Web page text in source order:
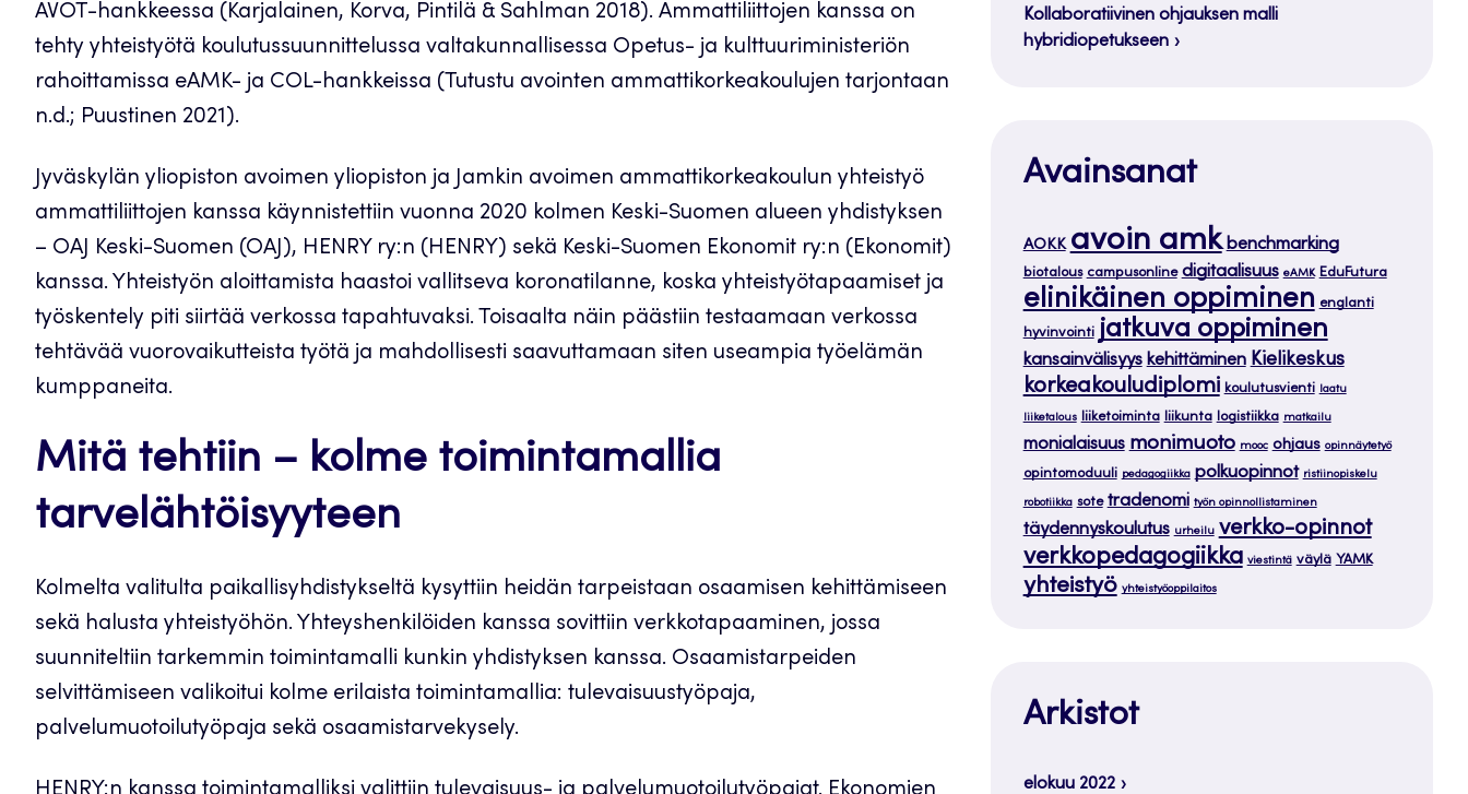
AVOT-hankkeessa (Karjalainen, Korva, Pintilä & Sahlman 2018). Ammattiliittojen kanssa on
tehty yhteistyötä koulutussuunnittelussa valtakunnallisessa Opetus- ja kulttuuriministeriön
rahoittamissa eAMK- ja COL-hankkeissa (Tutustu avointen ammattikorkeakoulujen tarjontaan
n.d.; Puustinen 2021).
Jyväskylän yliopiston avoimen yliopiston ja Jamkin avoimen ammattikorkeakoulun yhteistyö
ammattiliittojen kanssa käynnistettiin vuonna 2020 kolmen Keski-Suomen alueen yhdistyksen
– OAJ Keski-Suomen (OAJ), HENRY ry:n (HENRY) sekä Keski-Suomen Ekonomit ry:n (Ekonomit)
kanssa. Yhteistyön aloittamista haastoi vallitseva koronatilanne, koska yhteistyötapaamiset ja
työskentely piti siirtää verkossa tapahtuvaksi. Toisaalta näin päästiin testaamaan verkossa
tehtävää vuorovaikutteista työtä ja mahdollisesti saavuttamaan siten useampia työelämän
kumppaneita.
Mitä tehtiin – kolme toimintamallia
tarvelähtöisyyteen
Kolmelta valitulta paikallisyhdistykseltä kysyttiin heidän tarpeistaan osaamisen kehittämiseen
sekä halusta yhteistyöhön. Yhteyshenkilöiden kanssa sovittiin verkkotapaaminen, jossa
suunniteltiin tarkemmin toimintamalli kunkin yhdistyksen kanssa. Osaamistarpeiden
selvittämiseen valikoitui kolme erilaista toimintamallia: tulevaisuustyöpaja,
palvelumuotoilutyöpaja sekä osaamistarvekysely.
Kollaboratiivinen ohjauksen malli
hybridiopetukseen
Avainsanat
AOKK avoin amk benchmarking
biotalous campusonline digitaalisuus eAMK EduFutura
elinikäinen oppiminen englanti
hyvinvointi jatkuva oppiminen
kansainvälisyys kehittäminen Kielikeskus
korkeakouludiplomi koulutusvienti laatu
liiketalous liiketoiminta liikunta logistiikka matkailu
monialaisuus monimuoto mooc ohjaus opinnäytetyö
opintomoduuli pedagogiikka polkuopinnot ristiinopiskelu
robotiikka sote tradenomi työn opinnollistaminen
täydennyskoulutus urheilu verkko-opinnot
verkkopedagogiikka viestintä väylä YAMK
yhteistyö yhteistyöoppilaitos
Arkistot
elokuu 2022